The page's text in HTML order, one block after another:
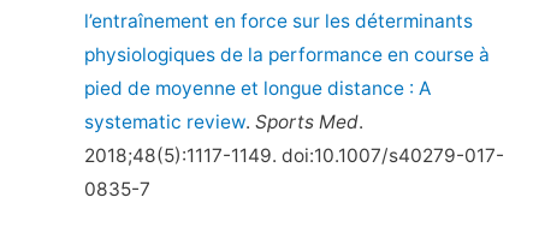
l’entraînement en force sur les déterminants
physiologiques de la performance en course à
pied de moyenne et longue distance : A
systematic review.Sports Med.
2018;48(5):1117-1149. doi:10.1007/s40279-017-
0835-7